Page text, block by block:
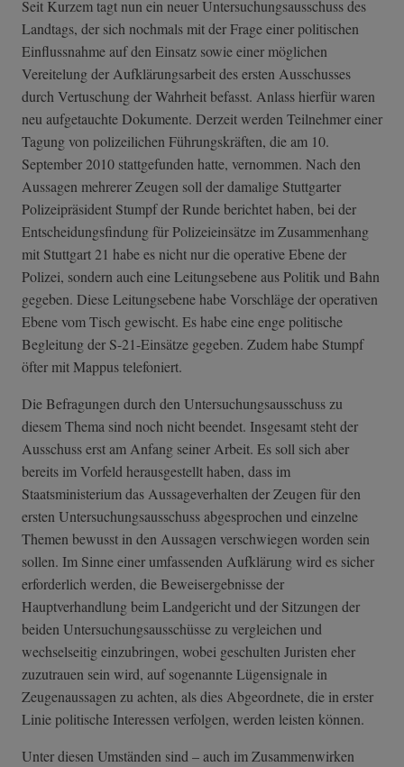
Seit Kurzem tagt nun ein neuer Untersuchungsausschuss des
Landtags, der sich nochmals mit der Frage einer politischen
Einflussnahme auf den Einsatz sowie einer möglichen
Vereitelung der Aufklärungsarbeit des ersten Ausschusses
durch Vertuschung der Wahrheit befasst. Anlass hierfür waren
neu aufgetauchte Dokumente. Derzeit werden Teilnehmer einer
Tagung von polizeilichen Führungskräften, die am 10.
September 2010 stattgefunden hatte, vernommen. Nach den
Aussagen mehrerer Zeugen soll der damalige Stuttgarter
Polizeipräsident Stumpf der Runde berichtet haben, bei der
Entscheidungsfindung für Polizeieinsätze im Zusammenhang
mit Stuttgart 21 habe es nicht nur die operative Ebene der
Polizei, sondern auch eine Leitungsebene aus Politik und Bahn
gegeben. Diese Leitungsebene habe Vorschläge der operativen
Ebene vom Tisch gewischt. Es habe eine enge politische
Begleitung der S-21-Einsätze gegeben. Zudem habe Stumpf
öfter mit Mappus telefoniert.
Die Befragungen durch den Untersuchungsausschuss zu
diesem Thema sind noch nicht beendet. Insgesamt steht der
Ausschuss erst am Anfang seiner Arbeit. Es soll sich aber
bereits im Vorfeld herausgestellt haben, dass im
Staatsministerium das Aussageverhalten der Zeugen für den
ersten Untersuchungsausschuss abgesprochen und einzelne
Themen bewusst in den Aussagen verschwiegen worden sein
sollen. Im Sinne einer umfassenden Aufklärung wird es sicher
erforderlich werden, die Beweisergebnisse der
Hauptverhandlung beim Landgericht und der Sitzungen der
beiden Untersuchungsausschüsse zu vergleichen und
wechselseitig einzubringen, wobei geschulten Juristen eher
zuzutrauen sein wird, auf sogenannte Lügensignale in
Zeugenaussagen zu achten, als dies Abgeordnete, die in erster
Linie politische Interessen verfolgen, werden leisten können.
Unter diesen Umständen sind – auch im Zusammenwirken